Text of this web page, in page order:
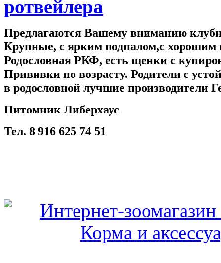
Предлагаются Вашему вниманию
Крупные, с ярким подпалом,с хорошим
Родословная РКФ, есть щенки с
Прививки по возрасту. Родители с
в родословной лучшие производители
Питомник Либерхаус
Тел. 8 916 625 74 51